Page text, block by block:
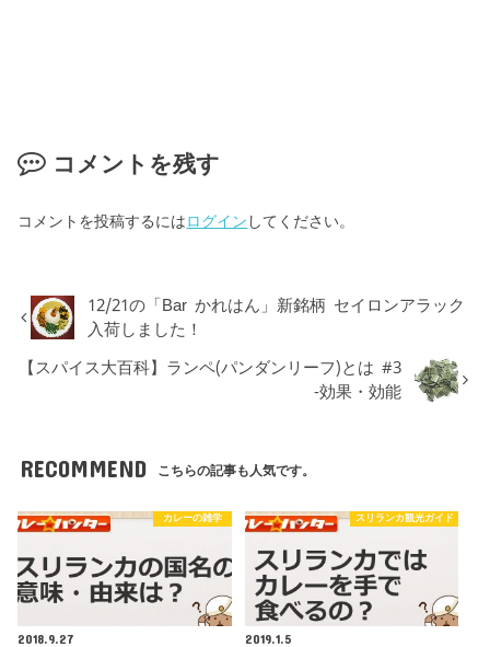
コメントを残す
コメントを投稿するにはログイン してください。
12/21の「Bar かれはん」新銘柄 セイロンアラック
入荷しました！
【スパイス大百科】ランペ(パンダンリーフ)とは #3
-効果・効能
RECOMMEND こちらの記事も人気です。
カレーの雑学
2018.9.27
スリランカ観光ガイド
2019.1.5